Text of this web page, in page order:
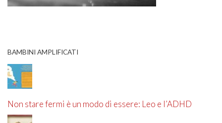
BAMBINI AMPLIFICATI
Non stare fermi è un modo di essere: Leo e l’ADHD